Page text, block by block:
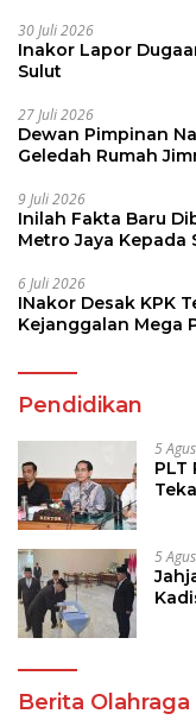
30 Juli 2026
Inakor Lapor
Sulut
27 Juli 2026
Dewan Pimpinan
Geledah Rumah
9 Juli 2026
Inilah Fakta Baru
Metro Jaya Kepada
6 Juli 2026
INakor Desak KPK
Kejanggalan Mega
Pendidikan
5
PLT
5
Berita Olahraga